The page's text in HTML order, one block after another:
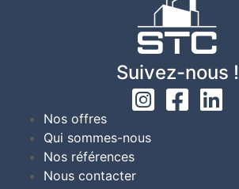
Suivez-nous !
Nos offres
Qui sommes-nous
Nos références
Nous contacter